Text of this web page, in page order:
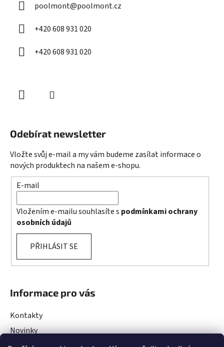
poolmont@poolmont.cz
+420 608 931 020
+420 608 931 020
Odebírat newsletter
Vložte svůj e-mail a my vám budeme zasílat informace o
nových produktech na našem e-shopu.
E-mail
Vložením e-mailu souhlasíte s podmínkami ochrany
osobních údajů
PŘIHLÁSIT SE
Informace pro vás
Kontakty
Novinky